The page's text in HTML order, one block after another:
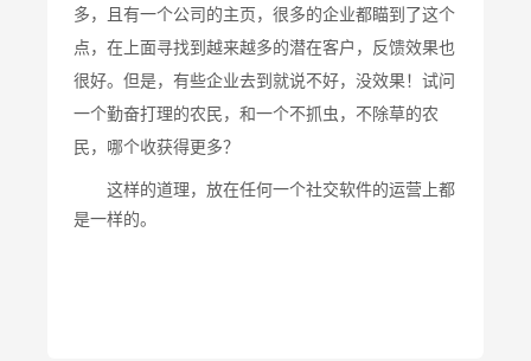
多，且有一个公司的主页，很多的企业都瞄到了这个
点，在上面寻找到越来越多的潜在客户，反馈效果也
很好。但是，有些企业去到就说不好，没效果！试问
一个勤奋打理的农民，和一个不抓虫，不除草的农
民，哪个收获得更多？
这样的道理，放在任何一个社交软件的运营上都
是一样的。